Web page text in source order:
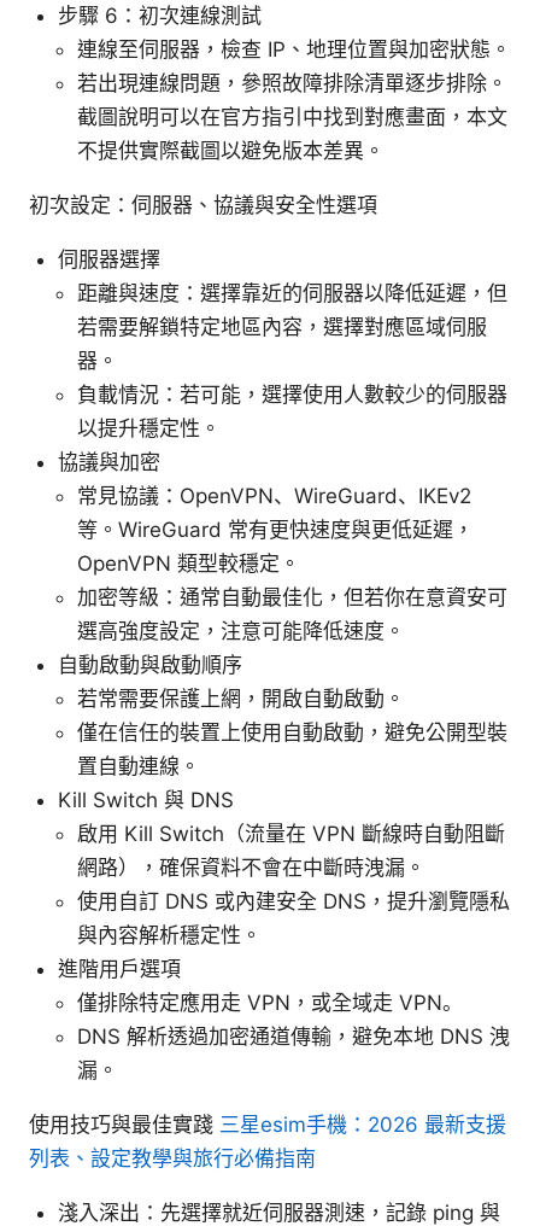
步驟 6：初次連線測試
連線至伺服器，檢查 IP、地理位置與加密狀態。
若出現連線問題，參照故障排除清單逐步排除。
截圖說明可以在官方指引中找到對應畫面，本文
不提供實際截圖以避免版本差異。
初次設定：伺服器、協議與安全性選項
伺服器選擇
距離與速度：選擇靠近的伺服器以降低延遲，但
若需要解鎖特定地區內容，選擇對應區域伺服
器。
負載情況：若可能，選擇使用人數較少的伺服器
以提升穩定性。
協議與加密
常見協議：OpenVPN、WireGuard、IKEv2
等。WireGuard 常有更快速度與更低延遲，
OpenVPN 類型較穩定。
加密等級：通常自動最佳化，但若你在意資安可
選高強度設定，注意可能降低速度。
自動啟動與啟動順序
若常需要保護上網，開啟自動啟動。
僅在信任的裝置上使用自動啟動，避免公開型裝
置自動連線。
Kill Switch 與 DNS
啟用 Kill Switch（流量在 VPN 斷線時自動阻斷
網路），確保資料不會在中斷時洩漏。
使用自訂 DNS 或內建安全 DNS，提升瀏覽隱私
與內容解析穩定性。
進階用戶選項
僅排除特定應用走 VPN，或全域走 VPN。
DNS 解析透過加密通道傳輸，避免本地 DNS 洩
漏。
使用技巧與最佳實踐 三星esim手機：2026 最新支援
列表、設定教學與旅行必備指南
淺入深出：先選擇就近伺服器測速，記錄 ping 與